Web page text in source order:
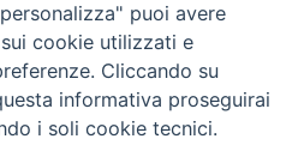
puoi avere
cookie utilizzati e
Cliccando su
informativa proseguirai
i soli cookie tecnici.